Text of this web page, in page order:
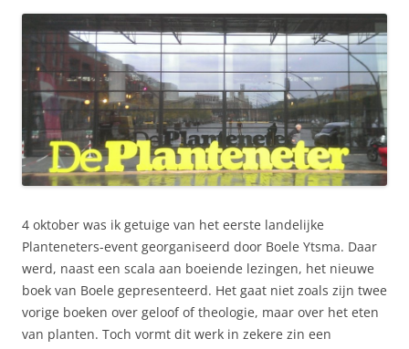
4 oktober was ik getuige van het eerste landelijke
Planteneters-event georganiseerd door Boele Ytsma. Daar
werd, naast een scala aan boeiende lezingen, het nieuwe
boek van Boele gepresenteerd. Het gaat niet zoals zijn twee
vorige boeken over geloof of theologie, maar over het eten
van planten. Toch vormt dit werk in zekere zin een